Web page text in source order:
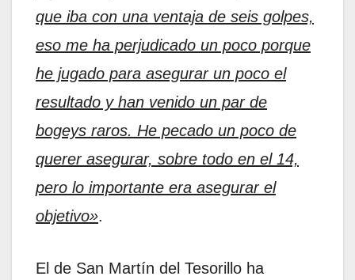
que iba con una ventaja de seis golpes,
eso me ha perjudicado un poco porque
he jugado para asegurar un poco el
resultado y han venido un par de
bogeys raros. He pecado un poco de
querer asegurar, sobre todo en el 14,
pero lo importante era asegurar el
objetivo».
El de San Martín del Tesorillo ha